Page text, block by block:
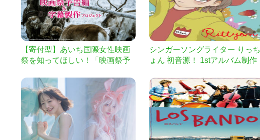
【寄付型】あいち国際女性映画
祭を知ってほしい！「映画祭予
シンガーソングライター りっち
ょん 初音源！ 1stアルバム制作